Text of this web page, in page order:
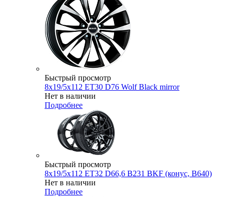
Быстрый просмотр
8x19/5x112 ET30 D76 Wolf Black mirror
Нет в наличии
Подробнее
Быстрый просмотр
8x19/5x112 ET32 D66,6 B231 BKF (конус, B640)
Нет в наличии
Подробнее